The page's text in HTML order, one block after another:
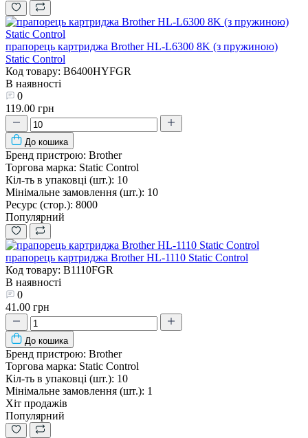
прапорець картриджа Brother HL-L6300 8K (з пружиною)
Static Control
Код товару: B6400HYFGR
В наявності
0
119.00 грн
До кошика
Бренд пристрою: Brother
Торгова марка: Static Control
Кіл-ть в упаковці (шт.): 10
Мінімальне замовлення (шт.): 10
Ресурс (стор.): 8000
Популярний
прапорець картриджа Brother HL-1110 Static Control
Код товару: B1110FGR
В наявності
0
41.00 грн
До кошика
Бренд пристрою: Brother
Торгова марка: Static Control
Кіл-ть в упаковці (шт.): 10
Мінімальне замовлення (шт.): 1
Хіт продажів
Популярний